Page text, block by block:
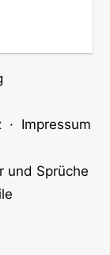
· Impressum
und Sprüche